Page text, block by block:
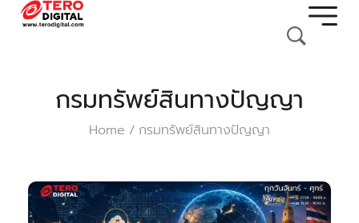
กรมทรัพย์สินทางปัญญา
Home / กรมทรัพย์สินทางปัญญา